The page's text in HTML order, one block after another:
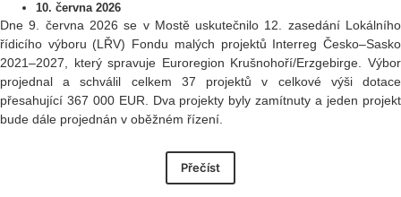
10. června 2026
Dne 9. června 2026 se v Mostě uskutečnilo 12. zasedání Lokálního
řídicího výboru (LŘV) Fondu malých projektů Interreg Česko–Sasko
2021–2027, který spravuje Euroregion Krušnohoří/Erzgebirge. Výbor
projednal a schválil celkem 37 projektů v celkové výši dotace
přesahující 367 000 EUR. Dva projekty byly zamítnuty a jeden projekt
bude dále projednán v oběžném řízení.
Přečíst